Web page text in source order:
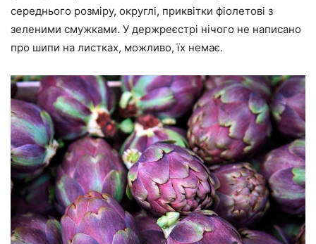
середнього розміру, округлі, приквітки фіолетові з
зеленими смужками. У держреєстрі нічого не написано
про шипи на листках, можливо, їх немає.